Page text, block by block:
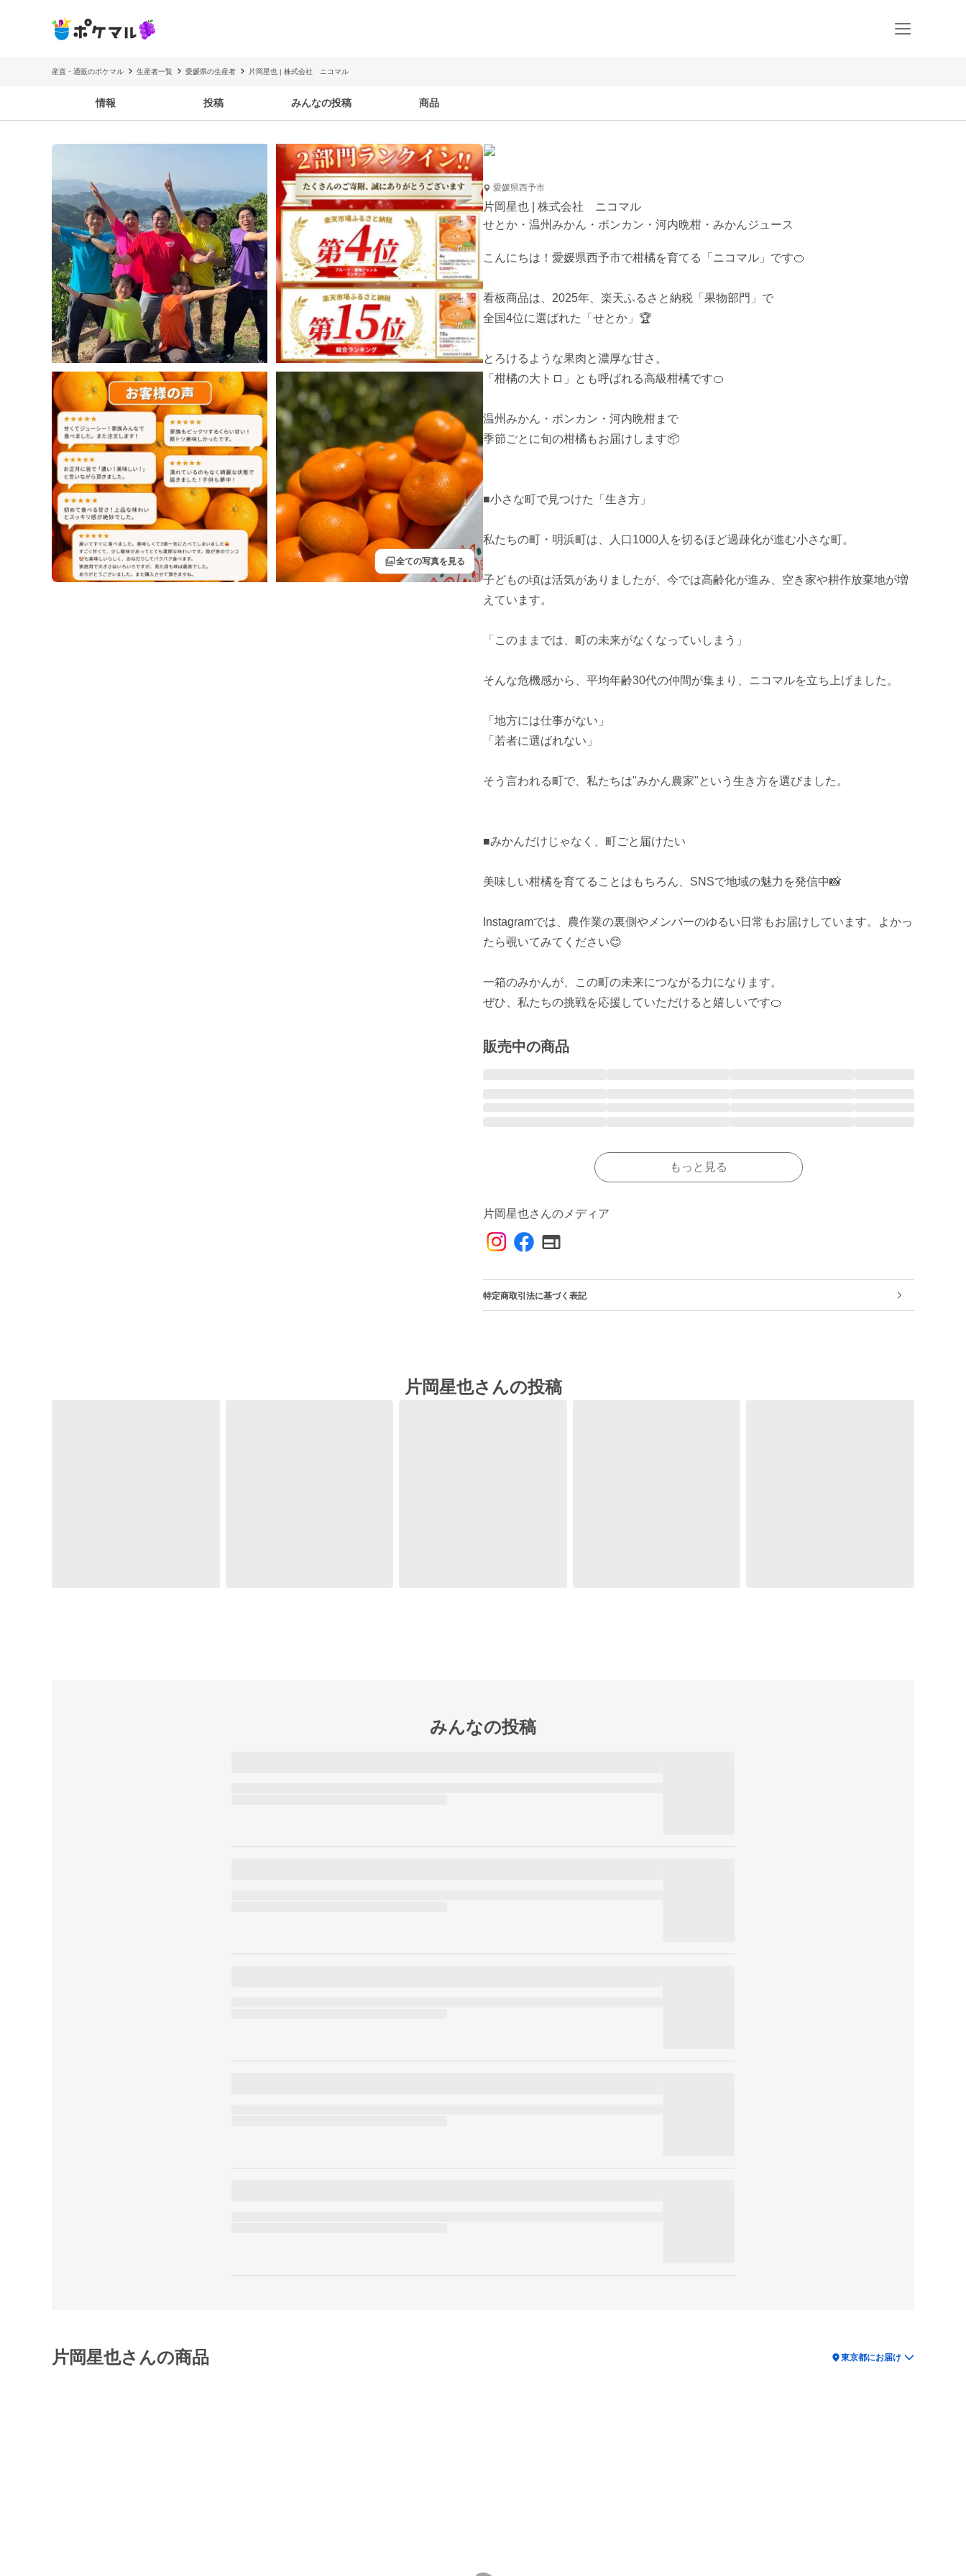
産直・通販のポケマル 生産者一覧 愛媛県の生産者 片岡星也 | 株式会社 ニコマル
情報 投稿 みんなの投稿 商品
filter全ての写真を見る
愛媛県西予市
片岡星也 | 株式会社 ニコマル
せとか・温州みかん・ポンカン・河内晩柑・みかんジュース
こんにちは！愛媛県西予市で柑橘を育てる「ニコマル」です🍊
看板商品は、2025年、楽天ふるさと納税「果物部門」で
全国4位に選ばれた「せとか」🏆
とろけるような果肉と濃厚な甘さ。
「柑橘の大トロ」とも呼ばれる高級柑橘です🍊
温州みかん・ポンカン・河内晩柑まで
季節ごとに旬の柑橘もお届けします📦
■小さな町で見つけた「生き方」
私たちの町・明浜町は、人口1000人を切るほど過疎化が進む小さな町。
子どもの頃は活気がありましたが、今では高齢化が進み、空き家や耕作放棄地が増
えています。
「このままでは、町の未来がなくなっていしまう」
そんな危機感から、平均年齢30代の仲間が集まり、ニコマルを立ち上げました。
「地方には仕事がない」
「若者に選ばれない」
そう言われる町で、私たちは"みかん農家"という生き方を選びました。
■みかんだけじゃなく、町ごと届けたい
美味しい柑橘を育てることはもちろん、SNSで地域の魅力を発信中📸
Instagramでは、農作業の裏側やメンバーのゆるい日常もお届けしています。よかっ
たら覗いてみてください😊
一箱のみかんが、この町の未来につながる力になります。
ぜひ、私たちの挑戦を応援していただけると嬉しいです🍊
販売中の商品
もっと見る
片岡星也さんのメディア
特定商取引法に基づく表記
片岡星也さんの投稿
みんなの投稿
片岡星也さんの商品 location_on東京都にお届け